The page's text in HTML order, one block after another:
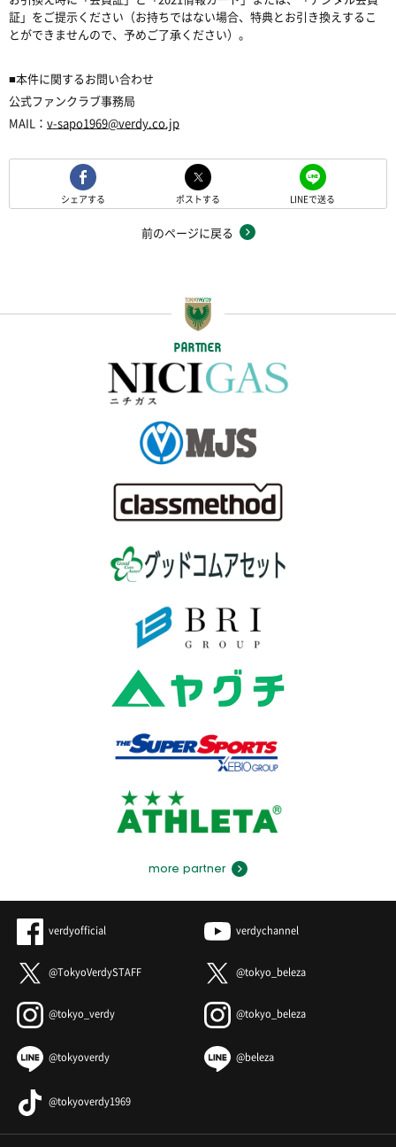
証」をご提示ください（お持ちではない場合、特典とお引き換えするこ
とができませんので、予めご了承ください）。
■本件に関するお問い合わせ
公式ファンクラブ事務局
MAIL： v-sapo1969@verdy.co.jp
シェアする ポストする LINEで送る
前のページに戻る
PARTNER
more partner
verdyofficial verdychannel
@TokyoVerdySTAFF @tokyo_beleza
@tokyo_verdy @tokyo_beleza
@tokyoverdy @beleza
@tokyoverdy1969